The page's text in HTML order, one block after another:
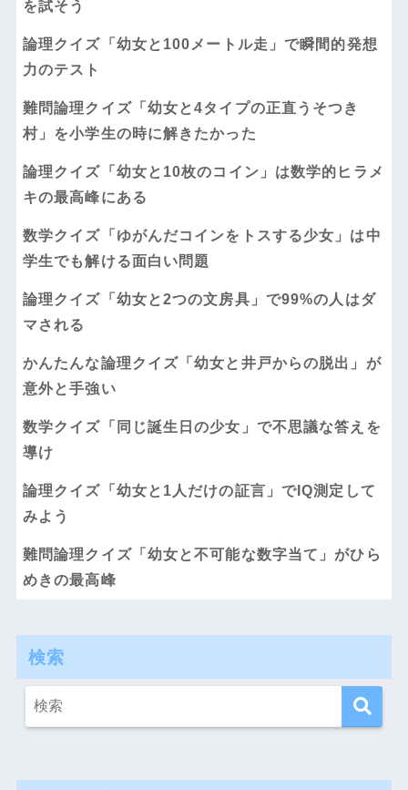
を試そう
論理クイズ「幼女と100メートル走」で瞬間的発想
力のテスト
難問論理クイズ「幼女と4タイプの正直うそつき
村」を小学生の時に解きたかった
論理クイズ「幼女と10枚のコイン」は数学的ヒラメ
キの最高峰にある
数学クイズ「ゆがんだコインをトスする少女」は中
学生でも解ける面白い問題
論理クイズ「幼女と2つの文房具」で99%の人はダ
マされる
かんたんな論理クイズ「幼女と井戸からの脱出」が
意外と手強い
数学クイズ「同じ誕生日の少女」で不思議な答えを
導け
論理クイズ「幼女と1人だけの証言」でIQ測定して
みよう
難問論理クイズ「幼女と不可能な数字当て」がひら
めきの最高峰
検索